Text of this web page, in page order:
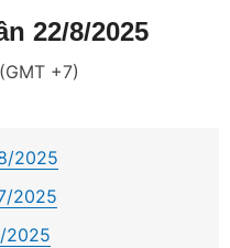
22/8/2025
+7)
2025
2025
2025